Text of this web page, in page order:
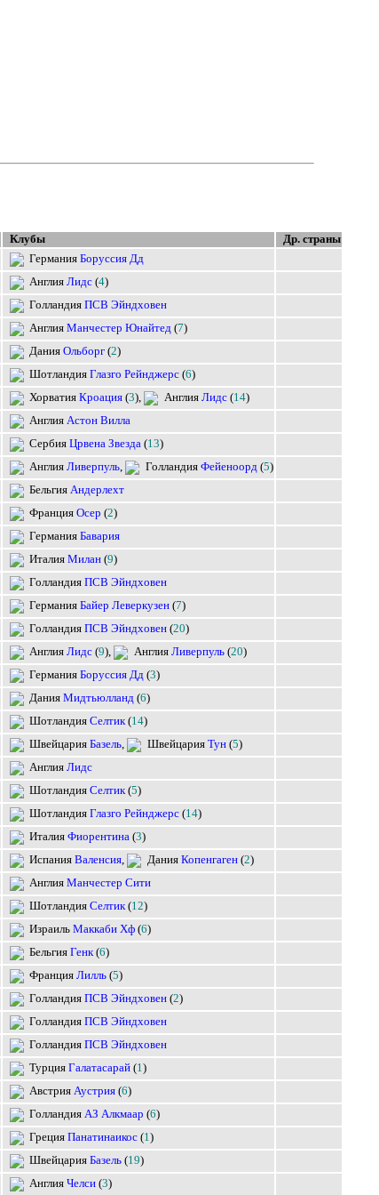
Клубы Др. страны
Боруссия Дд
Лидс (4)
ПСВ Эйндховен
Манчестер Юнайтед (7)
Ольборг (2)
Глазго Рейнджерс (6)
Кроация (3), Лидс(14)
Астон Вилла
Црвена Звезда (13)
Ливерпуль Фейеноорд (5)
Андерлехт
Осер (2)
Бавария
Милан (9)
ПСВ Эйндховен
Байер Леверкузен (7)
ПСВ Эйндховен (20)
Лидс (9), Ливерпуль(20)
Боруссия Дд (3)
Мидтьюлланд (6)
Селтик (14)
Базель Тун(5)
Лидс
Селтик (5)
Глазго Рейнджерс (14)
Фиорентина (3)
Валенсия Копенгаген(2)
Манчестер Сити
Селтик (12)
Маккаби Хф (6)
Генк (6)
Лилль (5)
ПСВ Эйндховен (2)
ПСВ Эйндховен
ПСВ Эйндховен
Галатасарай (1)
Аустрия (6)
АЗ Алкмаар (6)
Панатинаикос (1)
Базель (19)
Челси (3)